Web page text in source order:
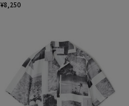
ブル＞
¥8,250